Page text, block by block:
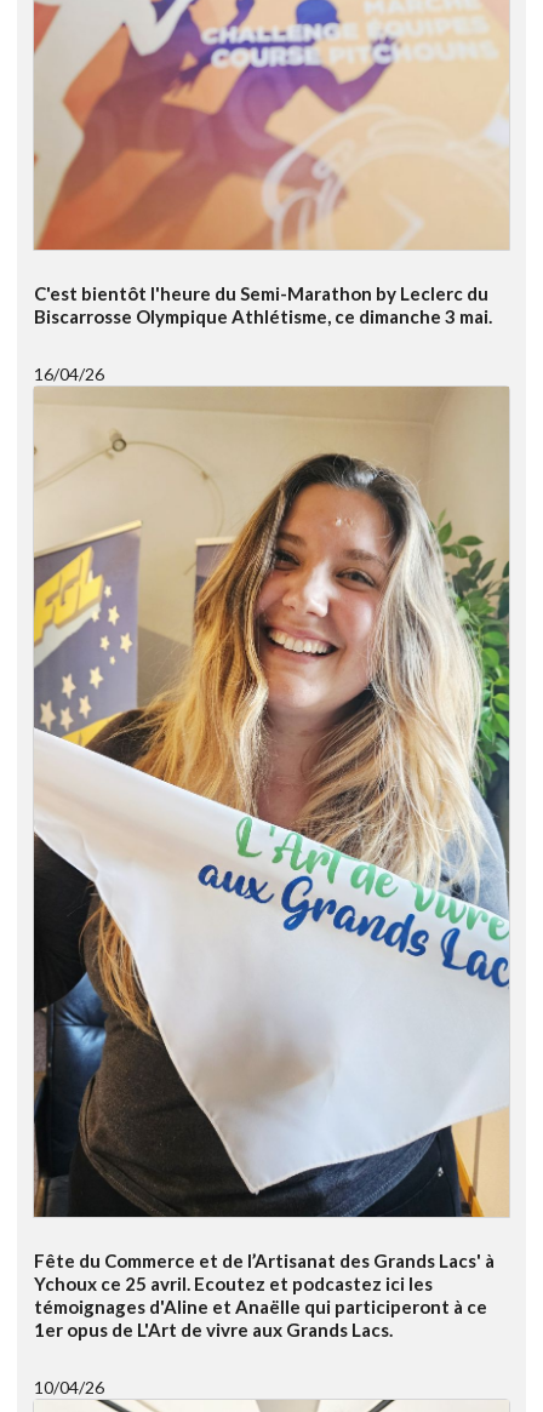
C'est bientôt l'heure du Semi-Marathon by Leclerc du
Biscarrosse Olympique Athlétisme, ce dimanche 3 mai.
16/04/26
Fête du Commerce et de l’Artisanat des Grands Lacs' à
Ychoux ce 25 avril. Ecoutez et podcastez ici les
témoignages d'Aline et Anaëlle qui participeront à ce
1er opus de L'Art de vivre aux Grands Lacs.
10/04/26